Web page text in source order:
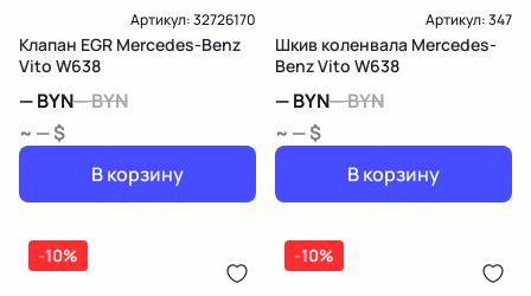
Артикул:32726170
Клапан EGR Mercedes-Benz
Vito W638
—BYN—BYN
~ — $
В корзину
Артикул:347
Шкив коленвала Mercedes-
Benz Vito W638
—BYN—BYN
~ — $
В корзину
-10% -10%